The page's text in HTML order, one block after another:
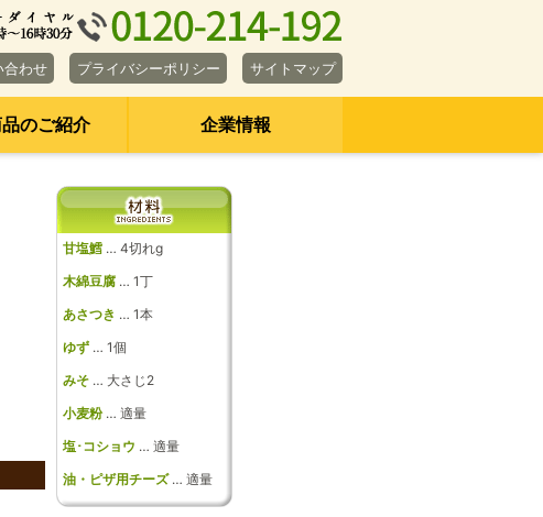
合わせ プライバシーポリシー サイトマップ
のご紹介 企業情報
甘塩鱈 … 4切れg
木綿豆腐 … 1丁
あさつき … 1本
ゆず … 1個
みそ … 大さじ2
小麦粉… 適量
塩･コショウ … 適量
油・ピザ用チーズ… 適量